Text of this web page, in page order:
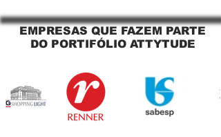
EMPRESAS QUE FAZEM PARTE
DO PORTIFÓLIO ATTYTUDE